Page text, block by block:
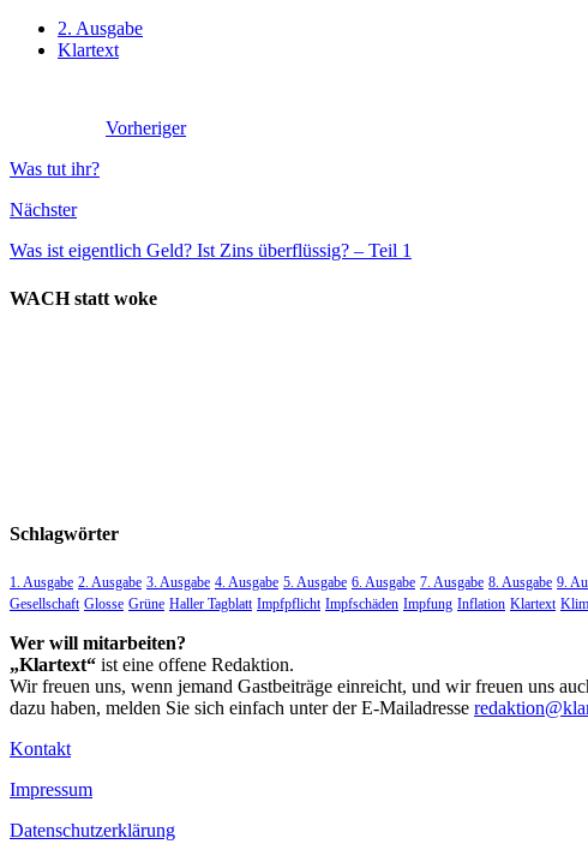
2. Ausgabe
Klartext
Vorheriger
Was tut ihr?
Nächster
Was ist eigentlich Geld? Ist Zins überflüssig? – Teil 1
WACH statt woke
Schlagwörter
1. Ausgabe 2. Ausgabe 3. Ausgabe 4. Ausgabe 5. Ausgabe 6. Ausgabe 7. Ausgabe 8. Ausgabe 9.
Gesellschaft Glosse Grüne Haller Tagblatt Impfpflicht Impfschäden Impfung Inflation Klartext
Wer will mitarbeiten?
„Klartext“ ist eine offene Redaktion.
Wir freuen uns, wenn jemand Gastbeiträge einreicht, und wir freuen uns
dazu haben, melden Sie sich einfach unter der E-Mailadresse
Kontakt
Impressum
Datenschutzerklärung